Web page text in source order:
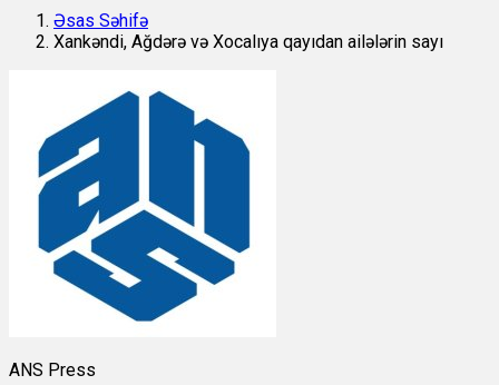
Əsas Səhifə
Xankəndi, Ağdərə və Xocalıya qayıdan ailələrin sayı
ANS Press